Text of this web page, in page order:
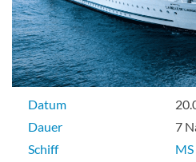
Datum
Dauer
7
Schiff